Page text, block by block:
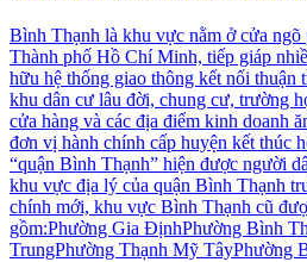
Bình Thạnh là khu vực nằm ở cửa
Thành phố Hồ Chí Minh, tiếp giáp
hữu hệ thống giao thông kết nối thuận
khu dân cư lâu đời, chung cư, trường
cửa hàng và các địa điểm kinh doanh
đơn vị hành chính cấp huyện kết thúc
“quận Bình Thạnh” hiện được người
khu vực địa lý của quận Bình Thạnh
chính mới, khu vực Bình Thạnh cũ
gồm:Phường Gia ĐịnhPhường Bình
TrungPhường Thạnh Mỹ TâyPhường